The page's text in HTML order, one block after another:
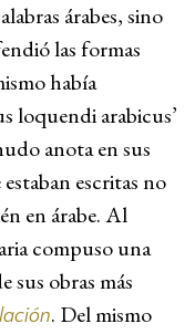
árabes, sino
las formas
había
loquendi arabicus’
anota en sus
escritas no
en árabe. Al
compuso una
sus obras más
. Del mismo